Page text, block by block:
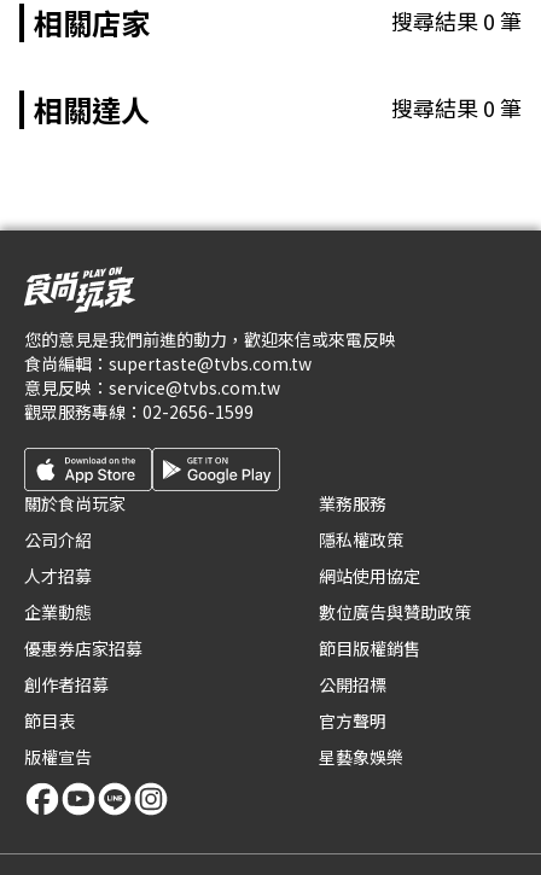
相關店家 搜尋結果0筆
相關達人 搜尋結果0筆
您的意見是我們前進的動力，歡迎來信或來電反映
食尚編輯： supertaste@tvbs.com.tw
意見反映： service@tvbs.com.tw
觀眾服務專線： 02-2656-1599
關於食尚玩家
公司介紹
人才招募
企業動態
優惠券店家招募
創作者招募
節目表
版權宣告
業務服務
隱私權政策
網站使用協定
數位廣告與贊助政策
節目版權銷售
公開招標
官方聲明
星藝象娛樂